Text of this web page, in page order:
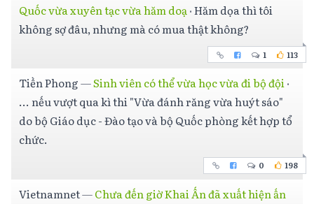
Quốc vừa xuyên tạc vừa hăm doạ·Hăm dọa thì tôi
không sợ đâu, nhưng mà có mua thật không?
1 113
Tiền Phong—Sinh viên có thể vừa học vừa đi bộ đội·
... nếu vượt qua kì thi "Vừa đánh răng vừa huýt sáo"
do bộ Giáo dục - Đào tạo và bộ Quốc phòng kết hợp tổ
chức.
0 198
Vietnamnet—Chưa đến giờ Khai Ấn đã xuất hiện ấn